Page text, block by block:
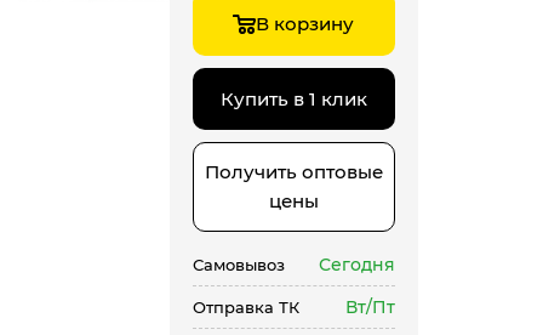
В корзину
Купить в 1 клик
Получить оптовые
цены
Самовывоз Сегодня
Отправка ТК Вт/Пт